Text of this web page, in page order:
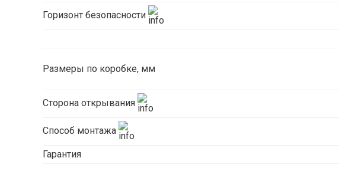
Горизонт безопасности
Размеры по коробке, мм
Сторона открывания
Способ монтажа
Гарантия